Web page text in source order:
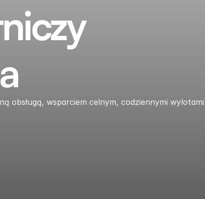
obsługą, wsparciem celnym, codziennymi